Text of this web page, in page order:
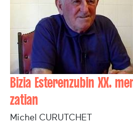
Bizia Esterenzubin XX.
zatian
Michel CURUTCHET